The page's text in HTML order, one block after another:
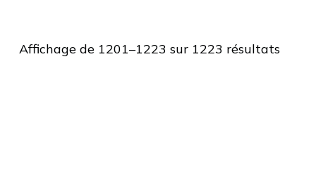
Affichage de 1201–1223 sur 1223 résultats